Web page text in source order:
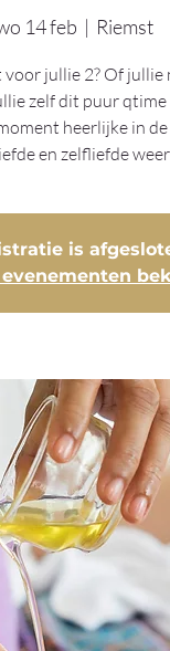
14 feb
  |
Riemst
jullie 2? Of
zelf dit puur
heerlijke in
is